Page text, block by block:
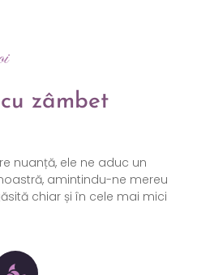
zâmbet
nuanță, ele ne aduc un
amintindu-ne mereu
chiar și în cele mai mici